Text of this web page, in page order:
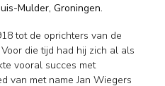
Mulder, Groningen.
tot de oprichters van de
die tijd had hij zich al als
vooral succes met
van met name Jan Wiegers